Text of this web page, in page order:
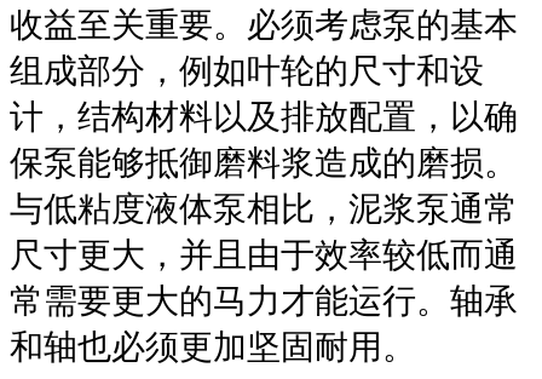
收益至关重要。必须考虑泵的基本
组成部分，例如叶轮的尺寸和设
计，结构材料以及排放配置，以确
保泵能够抵御磨料浆造成的磨损。
与低粘度液体泵相比，泥浆泵通常
尺寸更大，并且由于效率较低而通
常需要更大的马力才能运行。轴承
和轴也必须更加坚固耐用。